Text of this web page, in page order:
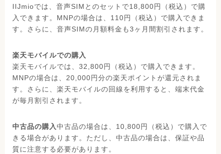
IIJmioでは、音声SIMとのセットで18,800円（税込）で購
入できます。MNPの場合は、110円（税込）で購入できま
す。さらに、音声SIMの月額料金も3ヶ月間割引されます。
楽天モバイルでの購入
楽天モバイルでは、32,800円（税込）で購入できます。
MNPの場合は、20,000円分の楽天ポイントが還元されま
す。さらに、楽天モバイルの回線を利用すると、端末代金
が毎月割引されます。
中古品の購入中古品の場合は、10,800円（税込）で購入で
きる場合があります。ただし、中古品の場合は、保証や品
質に注意する必要があります。